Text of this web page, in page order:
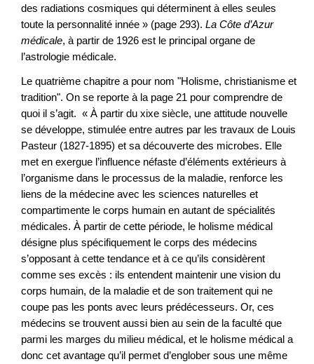
des radiations cosmiques qui déterminent à elles seules
toute la personnalité innée » (page 293). La Côte d’Azur
médicale, à partir de 1926 est le principal organe de
l’astrologie médicale.
Le quatrième chapitre a pour nom "Holisme, christianisme et
tradition". On se reporte à la page 21 pour comprendre de
quoi il s’agit. « À partir du xixe siècle, une attitude nouvelle
se développe, stimulée entre autres par les travaux de Louis
Pasteur (1827-1895) et sa découverte des microbes. Elle
met en exergue l’influence néfaste d’éléments extérieurs à
l’organisme dans le processus de la maladie, renforce les
liens de la médecine avec les sciences naturelles et
compartimente le corps humain en autant de spécialités
médicales. À partir de cette période, le holisme médical
désigne plus spécifiquement le corps des médecins
s’opposant à cette tendance et à ce qu’ils considèrent
comme ses excès : ils entendent maintenir une vision du
corps humain, de la maladie et de son traitement qui ne
coupe pas les ponts avec leurs prédécesseurs. Or, ces
médecins se trouvent aussi bien au sein de la faculté que
parmi les marges du milieu médical, et le holisme médical a
donc cet avantage qu’il permet d’englober sous une même